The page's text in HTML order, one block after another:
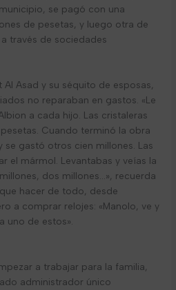
se pagó con una
de pesetas, y luego otra de
través de sociedades
Asad y su séquito de esposas,
no reparaban en gastos. «Le
a cada hijo. Las cristaleras
Cuando terminó la obra
gastó otros cien millones. Las
el mármol. Levantabas y veías la
dos millones…», recuerda
hacer de todo, desde
a comprar relojes: «Manolo, ve y
uno de estos».
a trabajar para la familia,
administrador único